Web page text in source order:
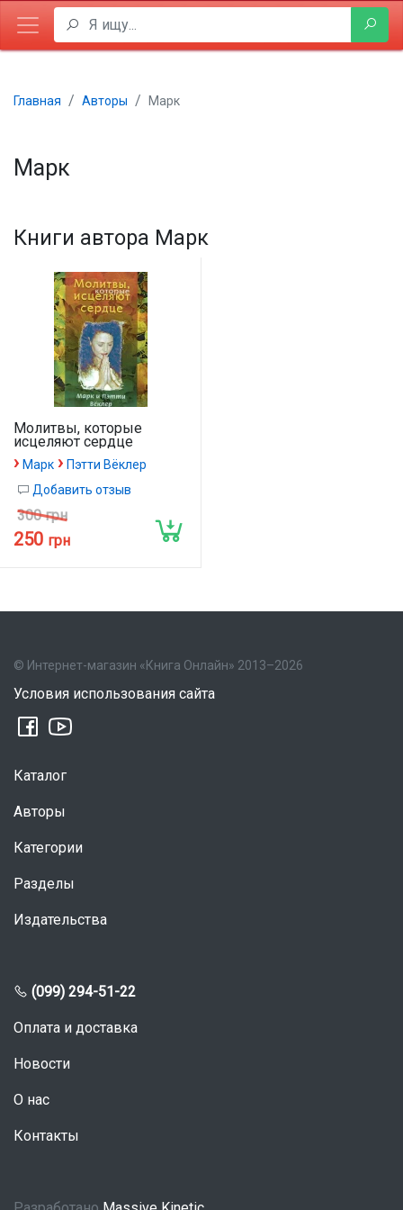
Главная Авторы Марк
Марк
Книги автора Марк
Молитвы, которые
исцеляют сердце
› Марк › Пэтти Вёклер
Добавить отзыв
300 грн
250 грн
© Интернет-магазин «Книга Онлайн» 2013–2026
Условия использования сайта
Каталог
Авторы
Категории
Разделы
Издательства
(099) 294-51-22
Оплата и доставка
Новости
О нас
Контакты